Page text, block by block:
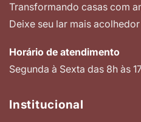
Transformando casas com
Deixe seu lar mais
Horário de atendimento
Segunda à Sexta das 8h às
Institucional